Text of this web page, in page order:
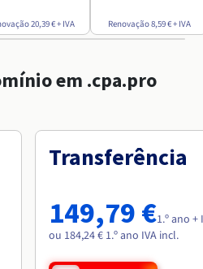
20,39 €+ IVA Renovação8,59 €+ IVA
em .cpa.pro
Transferência
149,79 €1.º ano +
ou 184,24 € 1.º ano IVA incl.